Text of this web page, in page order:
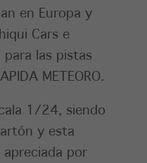
en Europa y
Cars e
las pistas
METEORO.
1/24, siendo
y esta
apreciada por